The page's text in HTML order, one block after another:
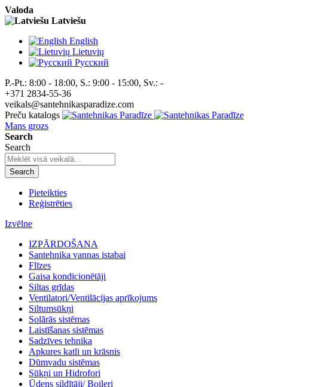
Valoda
Latviešu
English
Lietuvių
Pусский
P.-Pt.: 8:00 - 18:00, S.: 9:00 - 15:00, Sv.: -
+371 2834-55-36
veikals@santehnikasparadize.com
Preču katalogs
Mans grozs
Search
Search
Search
Pieteikties
Reģistrēties
Izvēlne
IZPĀRDOŠANA
Santehnika vannas istabai
Flīzes
Gaisa kondicionētāji
Siltas grīdas
Ventilatori/Ventilācijas aprīkojums
Siltumsūkņi
Solārās sistēmas
Laistīšanas sistēmas
Sadzīves tehnika
Apkures katli un krāsnis
Dūmvadu sistēmas
Sūkņi un Hidrofori
Ūdens sildītāji/ Boileri